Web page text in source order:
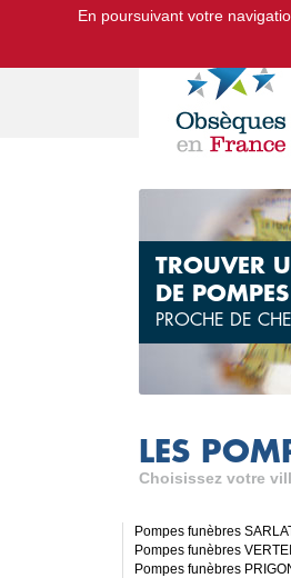
Le Portail
TROUVER
DE
PROCHE DE
LES
Choisissez votre
Pompes funèbres
Pompes funèbres
Pompes funèbres
En poursuivant votre